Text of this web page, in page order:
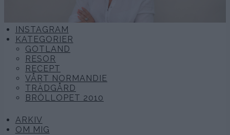
INSTAGRAM
KATEGORIER
GOTLAND
RESOR
RECEPT
VÅRT NORMANDIE
TRÄDGÅRD
BRÖLLOPET 2010
ARKIV
OM MIG